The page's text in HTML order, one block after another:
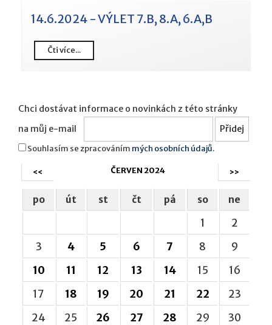
14.6.2024 - VÝLET 7.B, 8.A, 6.A,B
Čti více...
Chci dostávat informace o novinkách z této stránky
na můj e-mail
Souhlasím se zpracováním mých osobních údajů.
<< ČERVEN 2024 >>
po út st čt pá so ne
1
2
3
4 5 6 7 8
9
10
11 12 13 14 15
16
17
18 19 20 21 22
23
24
25 26 27 28 29 30